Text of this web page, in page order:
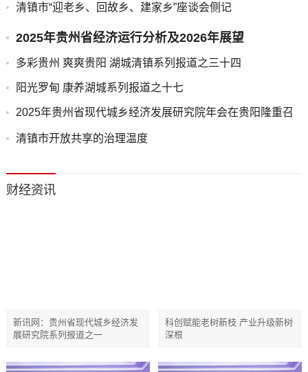
清镇市“迎老乡、回故乡、建家乡”座谈会侧记
2025年贵州省经济运行分析及2026年展望
多彩贵州 爽爽贵阳 湖城清镇系列报道之三十四
阳光罗甸 康养湖城系列报道之十七
2025年贵州省现代城乡经济发展研究院年会在贵阳隆重召
清镇市开放共享的治理温度
财经资讯
新讯网：贵州省现代城乡经济发
展研究院系列报道之一
科创赋能老树新枝 产业升级新树
深根